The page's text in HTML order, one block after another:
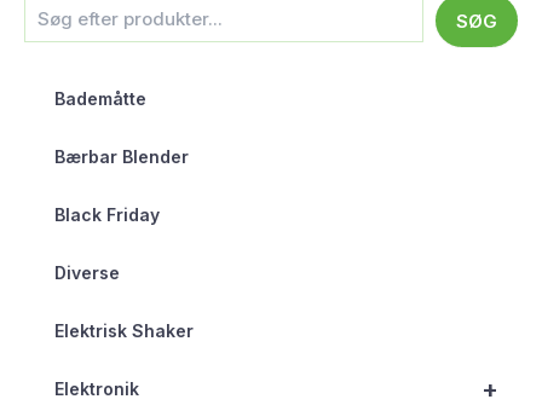
SØG
Bademåtte
Bærbar Blender
Black Friday
Diverse
Elektrisk Shaker
+
Elektronik